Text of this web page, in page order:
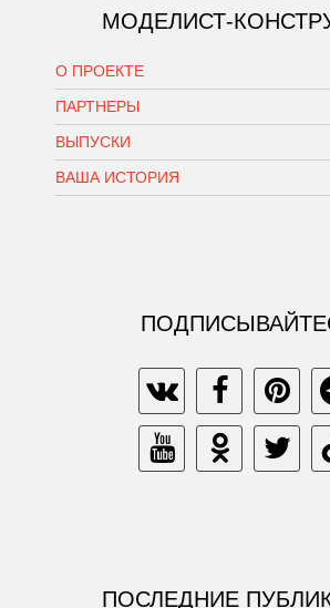
МОДЕЛИСТ-
О ПРОЕКТЕ
ПАРТНЕРЫ
ВЫПУСКИ
ВАША ИСТОРИЯ
ПОСЛЕДНИЕ